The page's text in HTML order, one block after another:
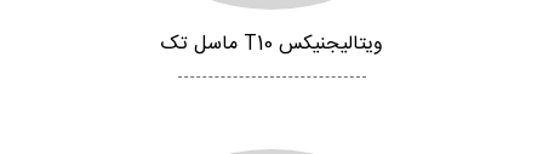
ویتالیجنیکس T10 ماسل تک